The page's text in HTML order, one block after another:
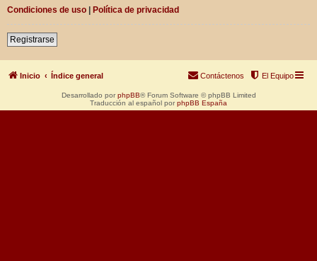
Condiciones de uso | Política de privacidad
Registrarse
Inicio Índice general El Equipo
Contáctenos
Desarrollado por phpBB® Forum Software © phpBB Limited
Traducción al español por phpBB España